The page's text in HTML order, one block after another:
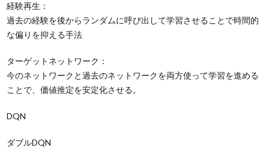
経験再生：
過去の経験を後からランダムに呼び出して学習させることで時間的
な偏りを抑える手法
ターゲットネットワーク：
今のネットワークと過去のネットワークを両方使って学習を進める
ことで、価値推定を安定化させる。
DQN
ダブルDQN